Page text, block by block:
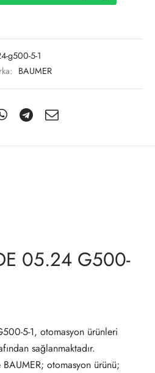
g500-5-1
BAUMER
05.24 G500-
5-1, otomasyon ürünleri
sağlanmaktadır.
otomasyon ürünü;